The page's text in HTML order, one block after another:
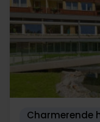
Charmerende